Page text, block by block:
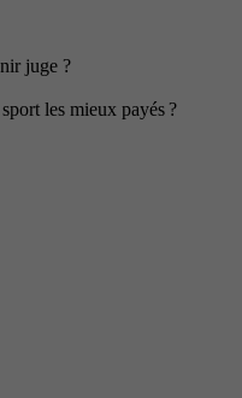
juge ?
les mieux payés ?